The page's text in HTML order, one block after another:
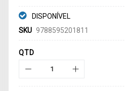
DISPONÍVEL
SKU 9788595201811
QTD